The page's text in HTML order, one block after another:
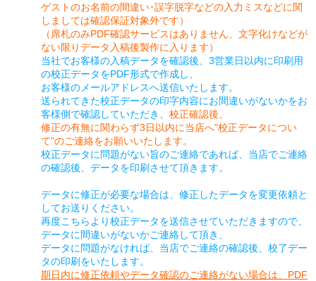
ゲストのお名前の間違い･誤字脱字などの入力ミスなどに関
しましては確認保証対象外です）
（席札のみPDF確認サービスはありません、文字化けなどが
ない限りデータ入稿後製作に入ります）
当社でお客様の入稿データを確認後、3営業日以内に印刷用
の校正データをPDF形式で作成し、
お客様のメールアドレスへ送信いたします。
送られてきた校正データの印字内容にお間違いがないかをお
客様側で確認していただき、 校正確認後、
修正の有無に関わらず3日以内に当店へ”校正データについ
て”のご連絡をお願いいたします。
校正データに問題がない旨のご連絡であれば、当店でご連絡
の確認後、データを印刷させて頂きます。
データに修正が必要な場合は、修正したデータを変更依頼と
してお送りください。
再度こちらより校正データを送信させていただきますので、
データに間違いがないかご連絡して頂き、
データに問題がなければ、当店でご連絡の確認後、校了デー
タの印刷をいたします。
期日内に修正依頼やデータ確認のご連絡がない場合は、PDF